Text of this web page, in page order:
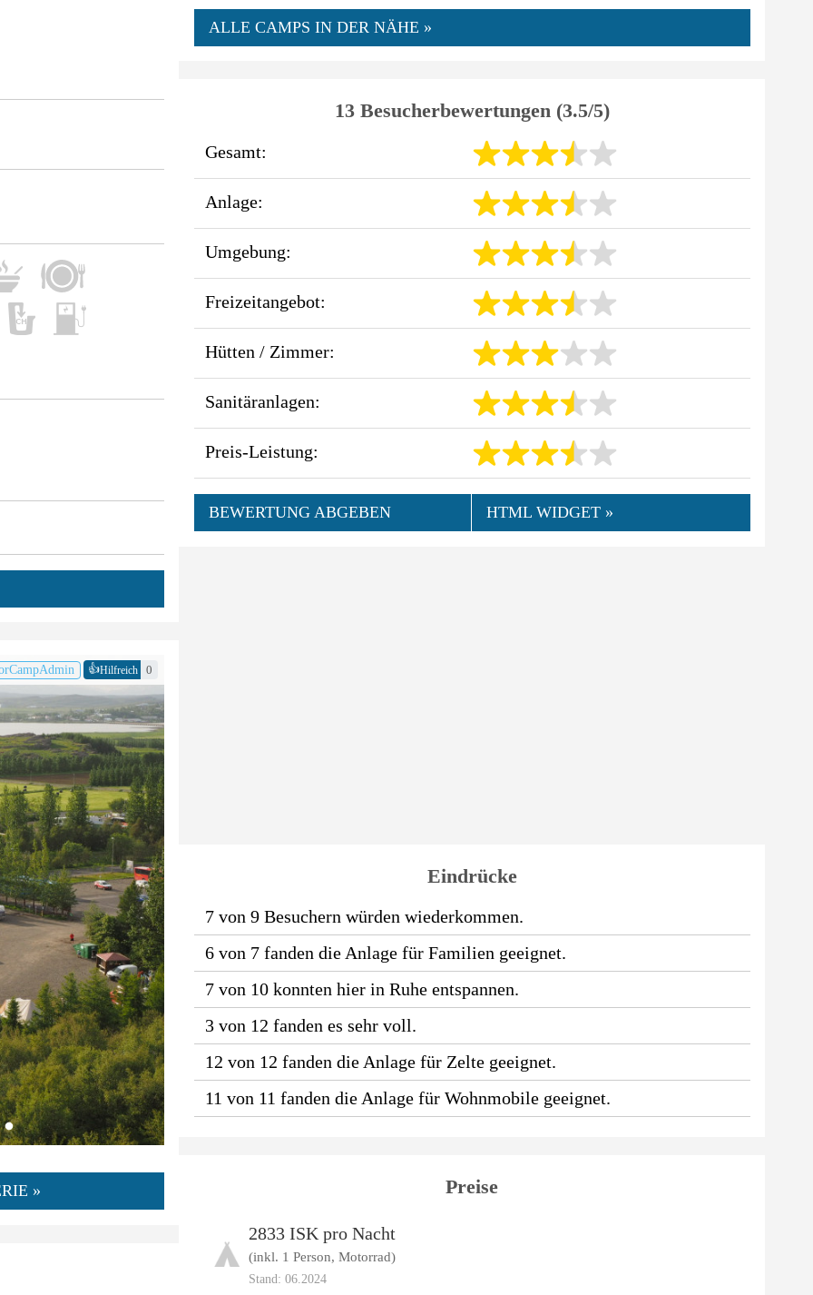
👍Hilfreich 0
»
ALLE CAMPS IN DER NÄHE »
13 Besucherbewertungen (3.5/5)
Gesamt:
Anlage:
Umgebung:
Freizeitangebot:
Hütten / Zimmer:
Sanitäranlagen:
Preis-Leistung:
BEWERTUNG ABGEBEN HTML WIDGET »
Eindrücke
7 von 9 Besuchern würden wiederkommen.
6 von 7 fanden die Anlage für Familien geeignet.
7 von 10 konnten hier in Ruhe entspannen.
3 von 12 fanden es sehr voll.
12 von 12 fanden die Anlage für Zelte geeignet.
11 von 11 fanden die Anlage für Wohnmobile geeignet.
Preise
2833 ISK pro Nacht
(inkl. 1 Person, Motorrad)
Stand: 06.2024